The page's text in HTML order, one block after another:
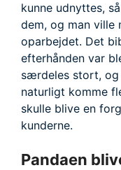
kunne udnyttes,
dem, og man ville
oparbejdet. Det
efterhånden var
særdeles stort, og
naturligt komme
skulle blive en
kunderne.
Pandaen